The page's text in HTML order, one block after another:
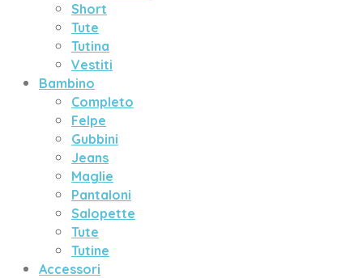
Short
Tute
Tutina
Vestiti
Bambino
Completo
Felpe
Gubbini
Jeans
Maglie
Pantaloni
Salopette
Tute
Tutine
Accessori